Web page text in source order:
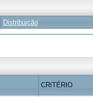
Distribuição
CRITÉRIO